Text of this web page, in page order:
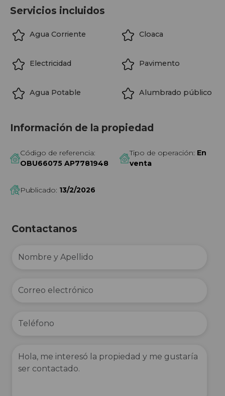
Servicios incluidos
Agua Corriente Cloaca
Electricidad Pavimento
Agua Potable Alumbrado público
Información de la propiedad
Código de referencia:
OBU66075 AP7781948
Tipo de operación: En
venta
Publicado: 13/2/2026
Contactanos